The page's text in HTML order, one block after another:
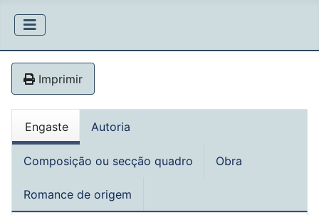
Imprimir
Engaste Autoria
Composição ou secção quadro Obra
Romance de origem